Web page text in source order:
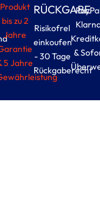
Produkt
bis zu 2
Jahre
5 Jahre
RÜCKGABE
Risikofrel
einkoufen
- 30 Tage
Rückgaberecht
&